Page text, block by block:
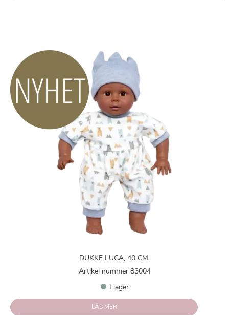
DUKKE LUCA, 40 CM.
Artikel nummer 83004
I lager
LÄS MER